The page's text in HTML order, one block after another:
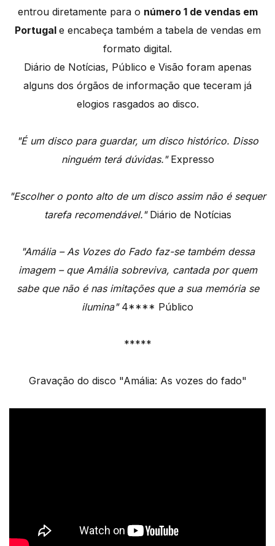
entrou diretamente para o número 1 de vendas em
Portugal e encabeça também a tabela de vendas em
formato digital.
Diário de Notícias, Público e Visão foram apenas
alguns dos órgãos de informação que teceram já
elogios rasgados ao disco.
"É um disco para guardar, um disco histórico. Disso
ninguém terá dúvidas."Expresso
"Escolher o ponto alto de um disco assim não é sequer
tarefa recomendável."Diário de Notícias
"Amália – As Vozes do Fado faz-se também dessa
imagem – que Amália sobreviva, cantada por quem
sabe que não é nas imitações que a sua memória se
ilumina"4**** Público
*****
Gravação do disco "Amália: As vozes do fado"